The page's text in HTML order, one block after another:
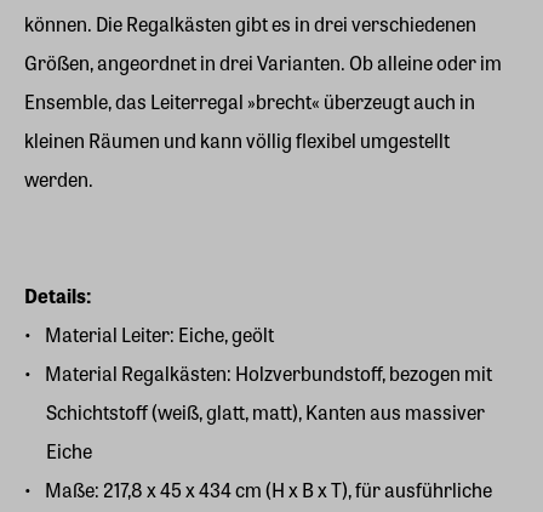
können. Die Regalkästen gibt es in drei verschiedenen
Größen, angeordnet in drei Varianten. Ob alleine oder im
Ensemble, das Leiterregal »brecht« überzeugt auch in
kleinen Räumen und kann völlig flexibel umgestellt
werden.
Details:
Material Leiter: Eiche, geölt
Material Regalkästen: Holzverbundstoff, bezogen mit
Schichtstoff (weiß, glatt, matt), Kanten aus massiver
Eiche
Maße: 217,8 x 45 x 434 cm (H x B x T), für ausführliche